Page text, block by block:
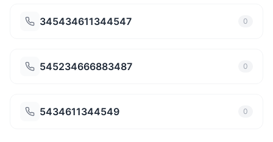
345434611344547 0
545234666883487 0
5434611344549 0